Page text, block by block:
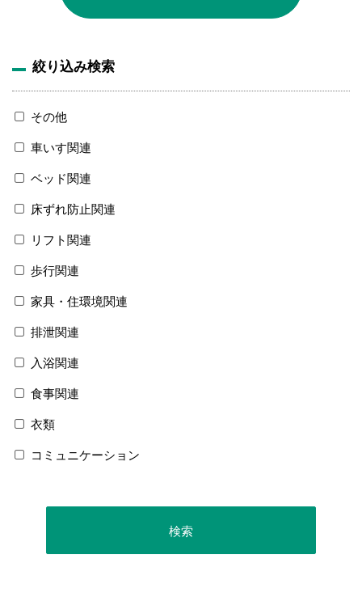
絞り込み検索
その他
車いす関連
ベッド関連
床ずれ防止関連
リフト関連
歩行関連
家具・住環境関連
排泄関連
入浴関連
食事関連
衣類
コミュニケーション